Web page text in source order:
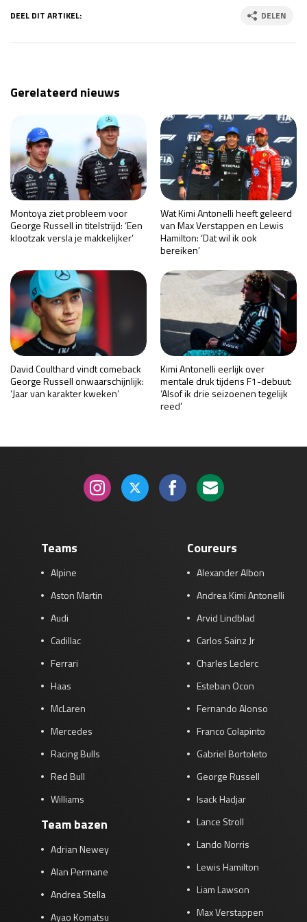
DEEL DIT ARTIKEL: DELEN
Gerelateerd nieuws
Montoya ziet probleem voor
George Russell in titelstrijd: ‘Een
klootzak versla je makkelijker’
Wat Kimi Antonelli heeft geleerd
van Max Verstappen en Lewis
Hamilton: ‘Dat wil ik ook
bereiken’
David Coulthard vindt comeback
George Russell onwaarschijnlijk:
‘Jaar van karakter kweken’
Kimi Antonelli eerlijk over
mentale druk tijdens F1-debuut:
‘Alsof ik drie seizoenen tegelijk
reed’
Teams
Alpine
Aston Martin
Audi
Cadillac
Ferrari
Haas
McLaren
Mercedes
Racing Bulls
Red Bull
Williams
Team bazen
Adrian Newey
Alan Permane
Andrea Stella
Ayao Komatsu
Coureurs
Alexander Albon
Andrea Kimi Antonelli
Arvid Lindblad
Carlos Sainz Jr
Charles Leclerc
Esteban Ocon
Fernando Alonso
Franco Colapinto
Gabriel Bortoleto
George Russell
Isack Hadjar
Lance Stroll
Lando Norris
Lewis Hamilton
Liam Lawson
Max Verstappen